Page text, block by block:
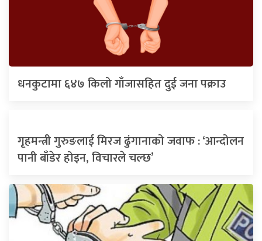
धनकुटामा ६४७ किलो गाँजासहित दुई जना पक्राउ
गृहमन्त्री गुरुङलाई मिरज ढुंगानाको जवाफ : ‘आन्दोलन
पानी बाँडेर होइन, विचारले चल्छ’